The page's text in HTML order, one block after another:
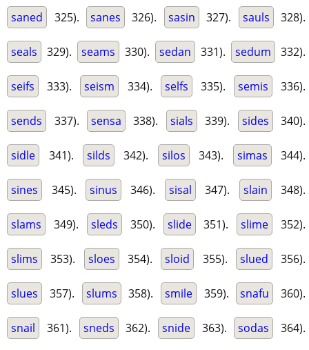
saned 325). sanes 326). sasin 327). sauls 328).
seals 329). seams 330). sedan 331). sedum 332).
seifs 333). seism 334). selfs 335). semis 336).
sends 337). sensa 338). sials 339). sides 340).
sidle 341). silds 342). silos 343). simas 344).
sines 345). sinus 346). sisal 347). slain 348).
slams 349). sleds 350). slide 351). slime 352).
slims 353). sloes 354). sloid 355). slued 356).
slues 357). slums 358). smile 359). snafu 360).
snail 361). sneds 362). snide 363). sodas 364).